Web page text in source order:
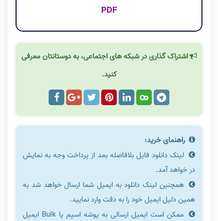
PDF
اشتراک گذاری در شبکه های اجتماعی، به دوستانتان معرفی
کنید.
راهنمای خرید:
لینک دانلود فایل بلافاصله بعد از پرداخت وجه به نمایش
در خواهد آمد.
همچنین لینک دانلود به ایمیل شما ارسال خواهد شد به
همین دلیل ایمیل خود را به دقت وارد نمایید.
ممکن است ایمیل ارسالی به پوشه اسپم یا Bulk ایمیل